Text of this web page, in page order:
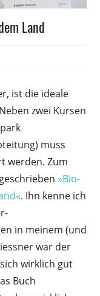
Land
ist die ideale
zwei Kursen
muss
werden. Zum
»Bio-
. Ihn kenne ich
in meinem (und
war der
wirklich gut
Buch